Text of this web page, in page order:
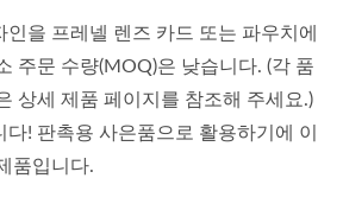
을 프레넬 렌즈 카드 또는 파우치에
주문 수량(MOQ)은 낮습니다. (각 품
상세 제품 페이지를 참조해 주세요.)
! 판촉용 사은품으로 활용하기에 이
품입니다.